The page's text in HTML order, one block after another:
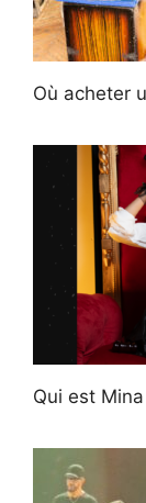
Où acheter
Qui est